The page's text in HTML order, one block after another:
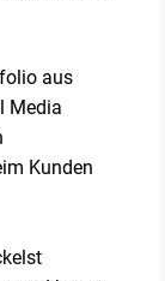
aus
Media
Kunden